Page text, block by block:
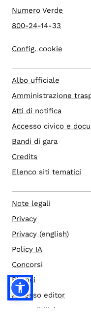
Numero Verde
800-24-14-33
Config. cookie
Albo ufficiale
Amministrazione
Atti di notifica
Accesso civico e
Bandi di gara
Credits
Elenco siti tematici
Note legali
Privacy
Privacy (english)
Policy IA
Concorsi
Bilanci
Accesso editor
Accessibilità